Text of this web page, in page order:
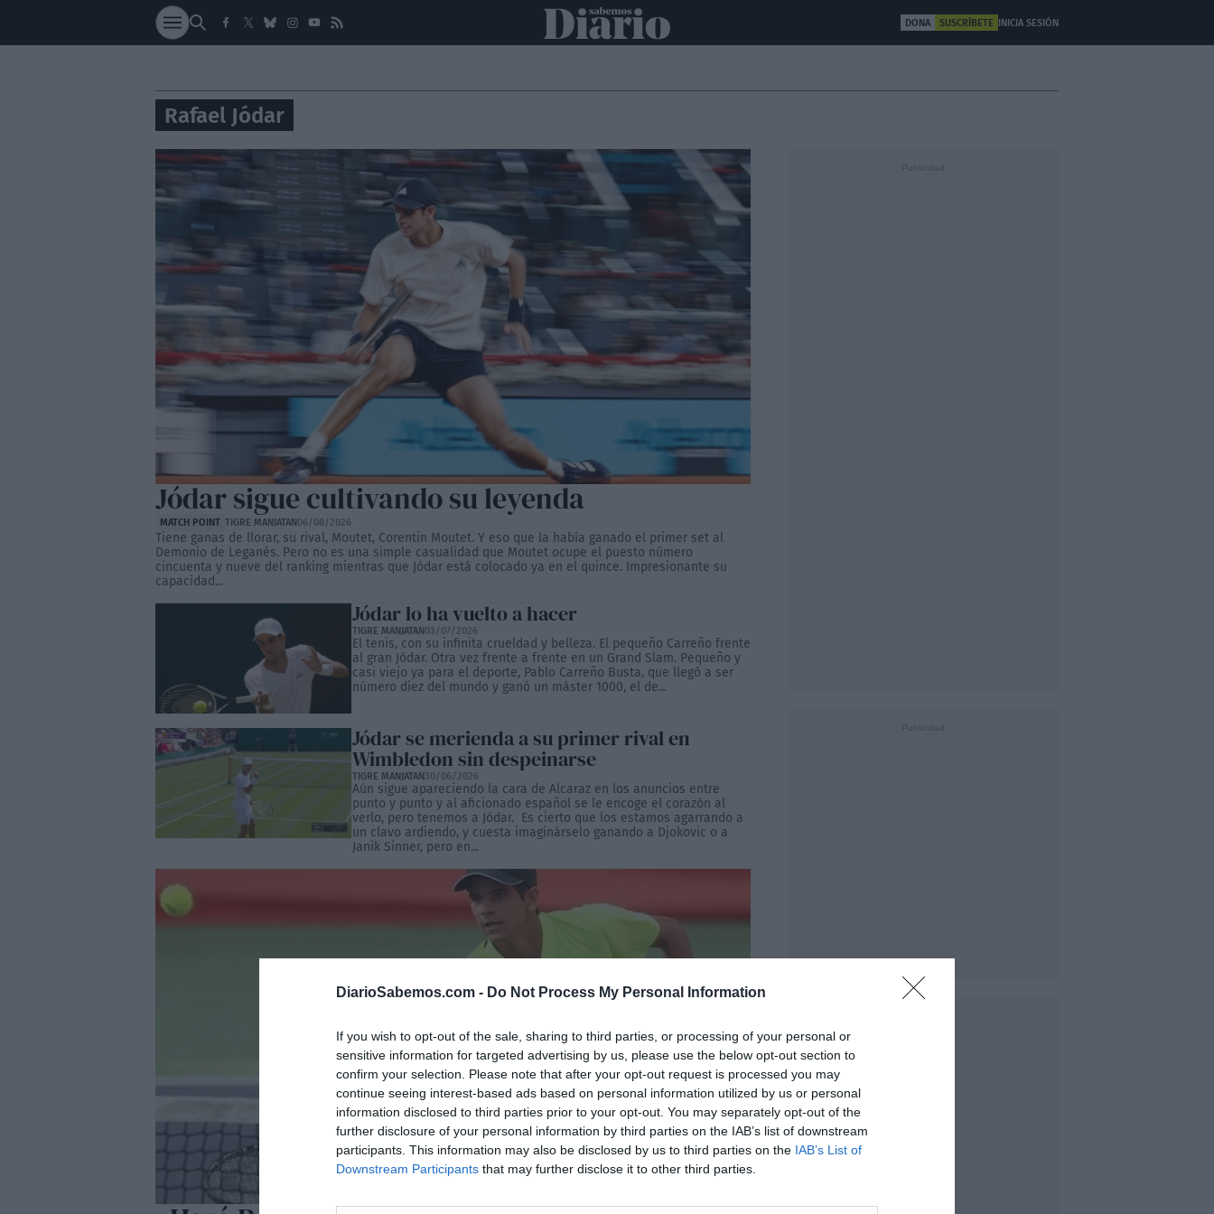
DiarioSabemos.com - Do Not Process My Personal Information
If you wish to opt-out of the sale, sharing to third parties, or processing of your personal or
sensitive information for targeted advertising by us, please use the below opt-out section to
confirm your selection. Please note that after your opt-out request is processed you may
continue seeing interest-based ads based on personal information utilized by us or personal
information disclosed to third parties prior to your opt-out. You may separately opt-out of the
further disclosure of your personal information by third parties on the IAB’s list of downstream
participants. This information may also be disclosed by us to third parties on the IAB’s List of
Downstream Participants that may further disclose it to other third parties.
SOCIEDAD NACIONAL INTERNACIONAL POLÍTICA OPINIÓN ECONOMÍA CULTURA OTROS
DONA SUSCRÍBETE INICIA SESIÓN
Rafael Jódar
Jódar sigue cultivando su leyenda
MATCH POINT TIGRE MANJATAN06/08/2026
Tiene ganas de llorar, su rival, Moutet, Corentin Moutet. Y eso que la había ganado el primer set al
Demonio de Leganés. Pero no es una simple casualidad que Moutet ocupe el puesto número
cincuenta y nueve del ranking mientras que Jódar está colocado ya en el quince. Impresionante su
capacidad...
Jódar lo ha vuelto a hacer
TIGRE MANJATAN03/07/2026
El tenis, con su infinita crueldad y belleza. El pequeño Carreño frente
al gran Jódar. Otra vez frente a frente en un Grand Slam. Pequeño y
casi viejo ya para el deporte, Pablo Carreño Busta, que llegó a ser
número diez del mundo y ganó un máster 1000, el de...
Jódar se merienda a su primer rival en
Wimbledon sin despeinarse
TIGRE MANJATAN30/06/2026
Aún sigue apareciendo la cara de Alcaraz en los anuncios entre
punto y punto y al aficionado español se le encoge el corazón al
verlo, pero tenemos a Jódar. Es cierto que los estamos agarrando a
un clavo ardiendo, y cuesta imaginárselo ganando a Djokovic o a
Janik Sinner, pero en...